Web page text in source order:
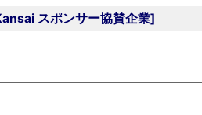
スポンサー協賛企業]